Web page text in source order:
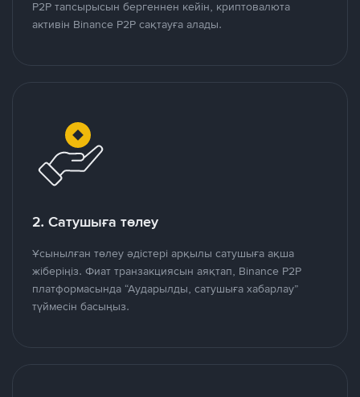
P2P тапсырысын бергеннен кейін, криптовалюта
активін Binance P2P сақтауға алады.
2. Сатушыға төлеу
Ұсынылған төлеу әдістері арқылы сатушыға ақша
жіберіңіз. Фиат транзакциясын аяқтап, Binance P2P
платформасында “Аударылды, сатушыға хабарлау”
түймесін басыңыз.